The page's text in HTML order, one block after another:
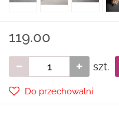
119.00
szt.
Do przechowalni